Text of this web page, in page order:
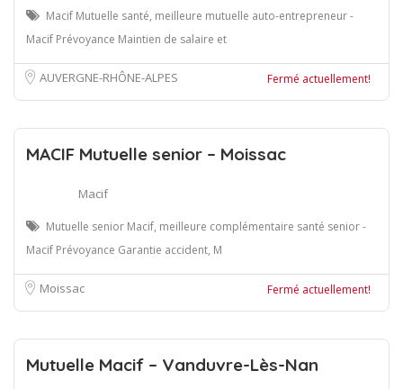
Macif Mutuelle santé, meilleure mutuelle auto-entrepreneur -
Macif Prévoyance Maintien de salaire et
AUVERGNE-RHÔNE-ALPES Fermé actuellement!
MACIF Mutuelle senior – Moissac
Macif
Mutuelle senior Macif, meilleure complémentaire santé senior -
Macif Prévoyance Garantie accident, M
Moissac Fermé actuellement!
Mutuelle Macif – Vanduvre-Lès-Nan